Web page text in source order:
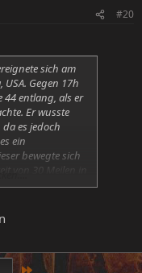
ordentlich
daran
#20
sich am
Gegen 17h
44 entlang, als er
Er wusste
es jedoch
ein
bewegte sich
von 30 Meilen in
nach unten,
Boden war
dauerte
Letzte